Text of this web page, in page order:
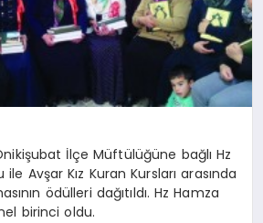
İlçe Müftülüğüne bağlı Hz
Avşar Kız Kuran Kursları arasında
ödülleri dağıtıldı. Hz Hamza
birinci oldu.